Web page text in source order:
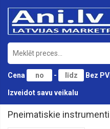
Cena - Bez
Izveidot savu veikalu
Pneimatiskie